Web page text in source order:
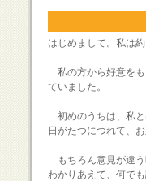
はじめまして。私は
私の方から好意をも
ていました。
初めのうちは、私と
日がたつにつれて、
もちろん意見が違う
わかりあえて、何で